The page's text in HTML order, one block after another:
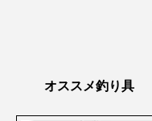
オススメ釣り具